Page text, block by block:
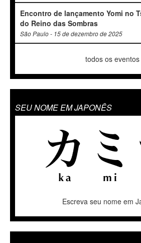
Encontro de lançamento Yomi no
do Reino das Sombras
São Paulo - 15 de dezembro de 2025
todos os eventos
SEU NOME EM JAPONÊS
Escreva seu nome em